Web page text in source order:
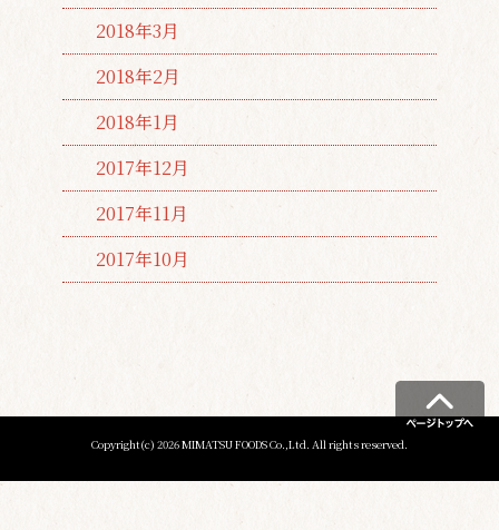
2018年3月
2018年2月
2018年1月
2017年12月
2017年11月
2017年10月
Copyright(c) 2026 MIMATSU FOODS Co.,Ltd. All rights reserved.